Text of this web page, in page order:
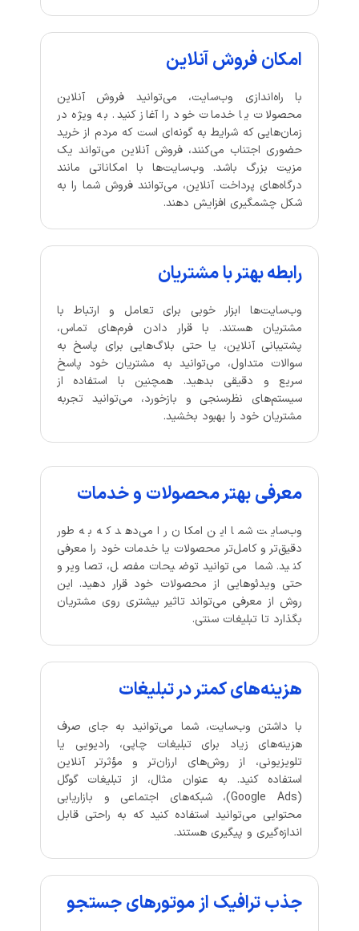
امکان فروش آنلاین
با راه‌اندازی وب‌سایت، می‌توانید فروش آنلاین
محصولات یا خدمات خود را آغاز کنید. به ویژه در
زمان‌هایی که شرایط به گونه‌ای است که مردم از خرید
حضوری اجتناب می‌کنند، فروش آنلاین می‌تواند یک
مزیت بزرگ باشد. وب‌سایت‌ها با امکاناتی مانند
درگاه‌های پرداخت آنلاین، می‌توانند فروش شما را به
شکل چشمگیری افزایش دهند.
رابطه بهتر با مشتریان
وب‌سایت‌ها ابزار خوبی برای تعامل و ارتباط با
مشتریان هستند. با قرار دادن فرم‌های تماس،
پشتیبانی آنلاین، یا حتی بلاگ‌هایی برای پاسخ به
سوالات متداول، می‌توانید به مشتریان خود پاسخ
سریع و دقیقی بدهید. همچنین با استفاده از
سیستم‌های نظرسنجی و بازخورد، می‌توانید تجربه
مشتریان خود را بهبود بخشید.
معرفی بهتر محصولات و خدمات
وب‌سایت شما این امکان را می‌دهد که به طور
دقیق‌تر و کامل‌تر محصولات یا خدمات خود را معرفی
کنید. شما می‌توانید توضیحات مفصل، تصاویر و
حتی ویدئوهایی از محصولات خود قرار دهید. این
روش از معرفی می‌تواند تاثیر بیشتری روی مشتریان
بگذارد تا تبلیغات سنتی.
هزینه‌های کمتر در تبلیغات
با داشتن وب‌سایت، شما می‌توانید به جای صرف
هزینه‌های زیاد برای تبلیغات چاپی، رادیویی یا
تلویزیونی، از روش‌های ارزان‌تر و مؤثرتر آنلاین
استفاده کنید. به عنوان مثال، از تبلیغات گوگل
(Google Ads)، شبکه‌های اجتماعی و بازاریابی
محتوایی می‌توانید استفاده کنید که به راحتی قابل
اندازه‌گیری و پیگیری هستند.
جذب ترافیک از موتورهای جستجو